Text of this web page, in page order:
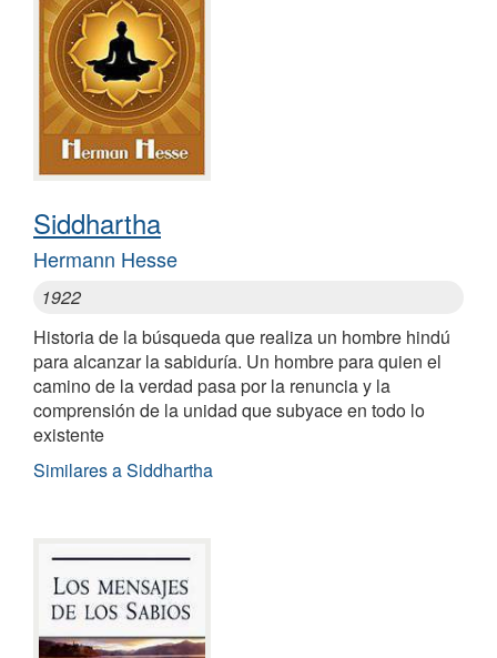
Siddhartha
Hermann Hesse
1922
Historia de la búsqueda que realiza un hombre hindú
para alcanzar la sabiduría. Un hombre para quien el
camino de la verdad pasa por la renuncia y la
comprensión de la unidad que subyace en todo lo
existente
Similares a Siddhartha